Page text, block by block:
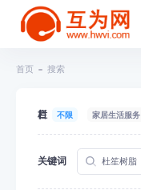
首页 搜索
栏目 不限 家居生活服务
关键词